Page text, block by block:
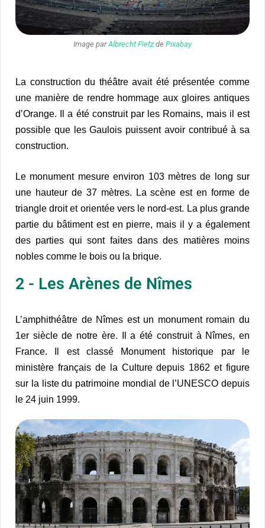
Image parAlbrecht Fietz de Pixabay
La construction du théâtre avait été présentée comme
une manière de rendre hommage aux gloires antiques
d’Orange. Il a été construit par les Romains, mais il est
possible que les Gaulois puissent avoir contribué à sa
construction.
Le monument mesure environ 103 mètres de long sur
une hauteur de 37 mètres. La scène est en forme de
triangle droit et orientée vers le nord-est. La plus grande
partie du bâtiment est en pierre, mais il y a également
des parties qui sont faites dans des matières moins
nobles comme le bois ou la brique.
2 - Les Arènes de Nîmes
L’amphithéâtre de Nîmes est un monument romain du
1er siècle de notre ère. Il a été construit à Nîmes, en
France. Il est classé Monument historique par le
ministère français de la Culture depuis 1862 et figure
sur la liste du patrimoine mondial de l’UNESCO depuis
le 24 juin 1999.